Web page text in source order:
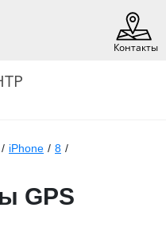
Контакты
/ iPhone / 8 /
GPS